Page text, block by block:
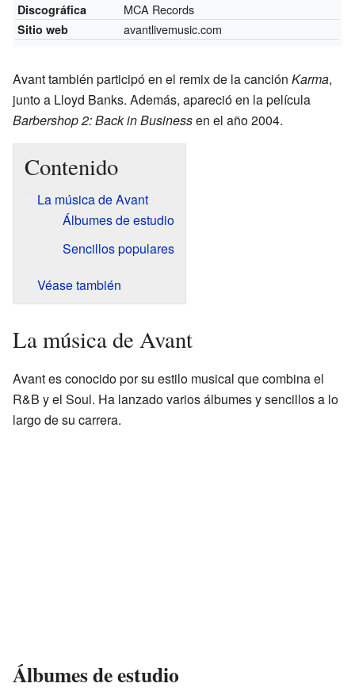
Discográfica MCA Records
Sitio web avantlivemusic.com
Avant también participó en el remix de la canción Karma,
junto a Lloyd Banks. Además, apareció en la película
Barbershop 2: Back in Businessen el año 2004.
Contenido
La música de Avant
Álbumes de estudio
Sencillos populares
Véase también
La música de Avant
Avant es conocido por su estilo musical que combina el
R&B y el Soul. Ha lanzado varios álbumes y sencillos a lo
largo de su carrera.
Álbumes de estudio